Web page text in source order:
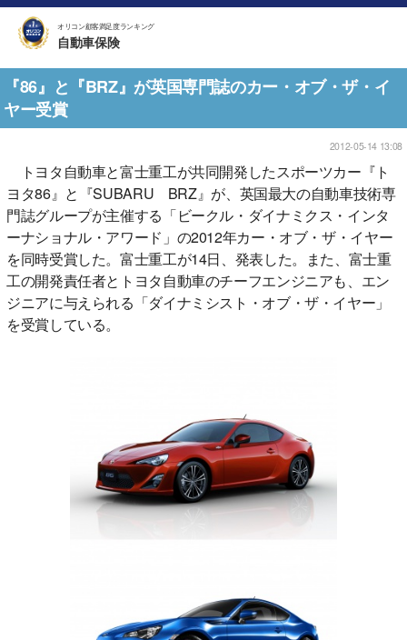
オリコン顧客満足度ランキング
自動車保険
『86』と『BRZ』が英国専門誌のカー・オブ・ザ・イ
ヤー受賞
2012-05-14 13:08
トヨタ自動車と富士重工が共同開発したスポーツカー『ト
ヨタ86』と『SUBARU BRZ』が、英国最大の自動車技術専
門誌グループが主催する「ビークル・ダイナミクス・インタ
ーナショナル・アワード」の2012年カー・オブ・ザ・イヤー
を同時受賞した。富士重工が14日、発表した。また、富士重
工の開発責任者とトヨタ自動車のチーフエンジニアも、エン
ジニアに与えられる「ダイナミシスト・オブ・ザ・イヤー」
を受賞している。